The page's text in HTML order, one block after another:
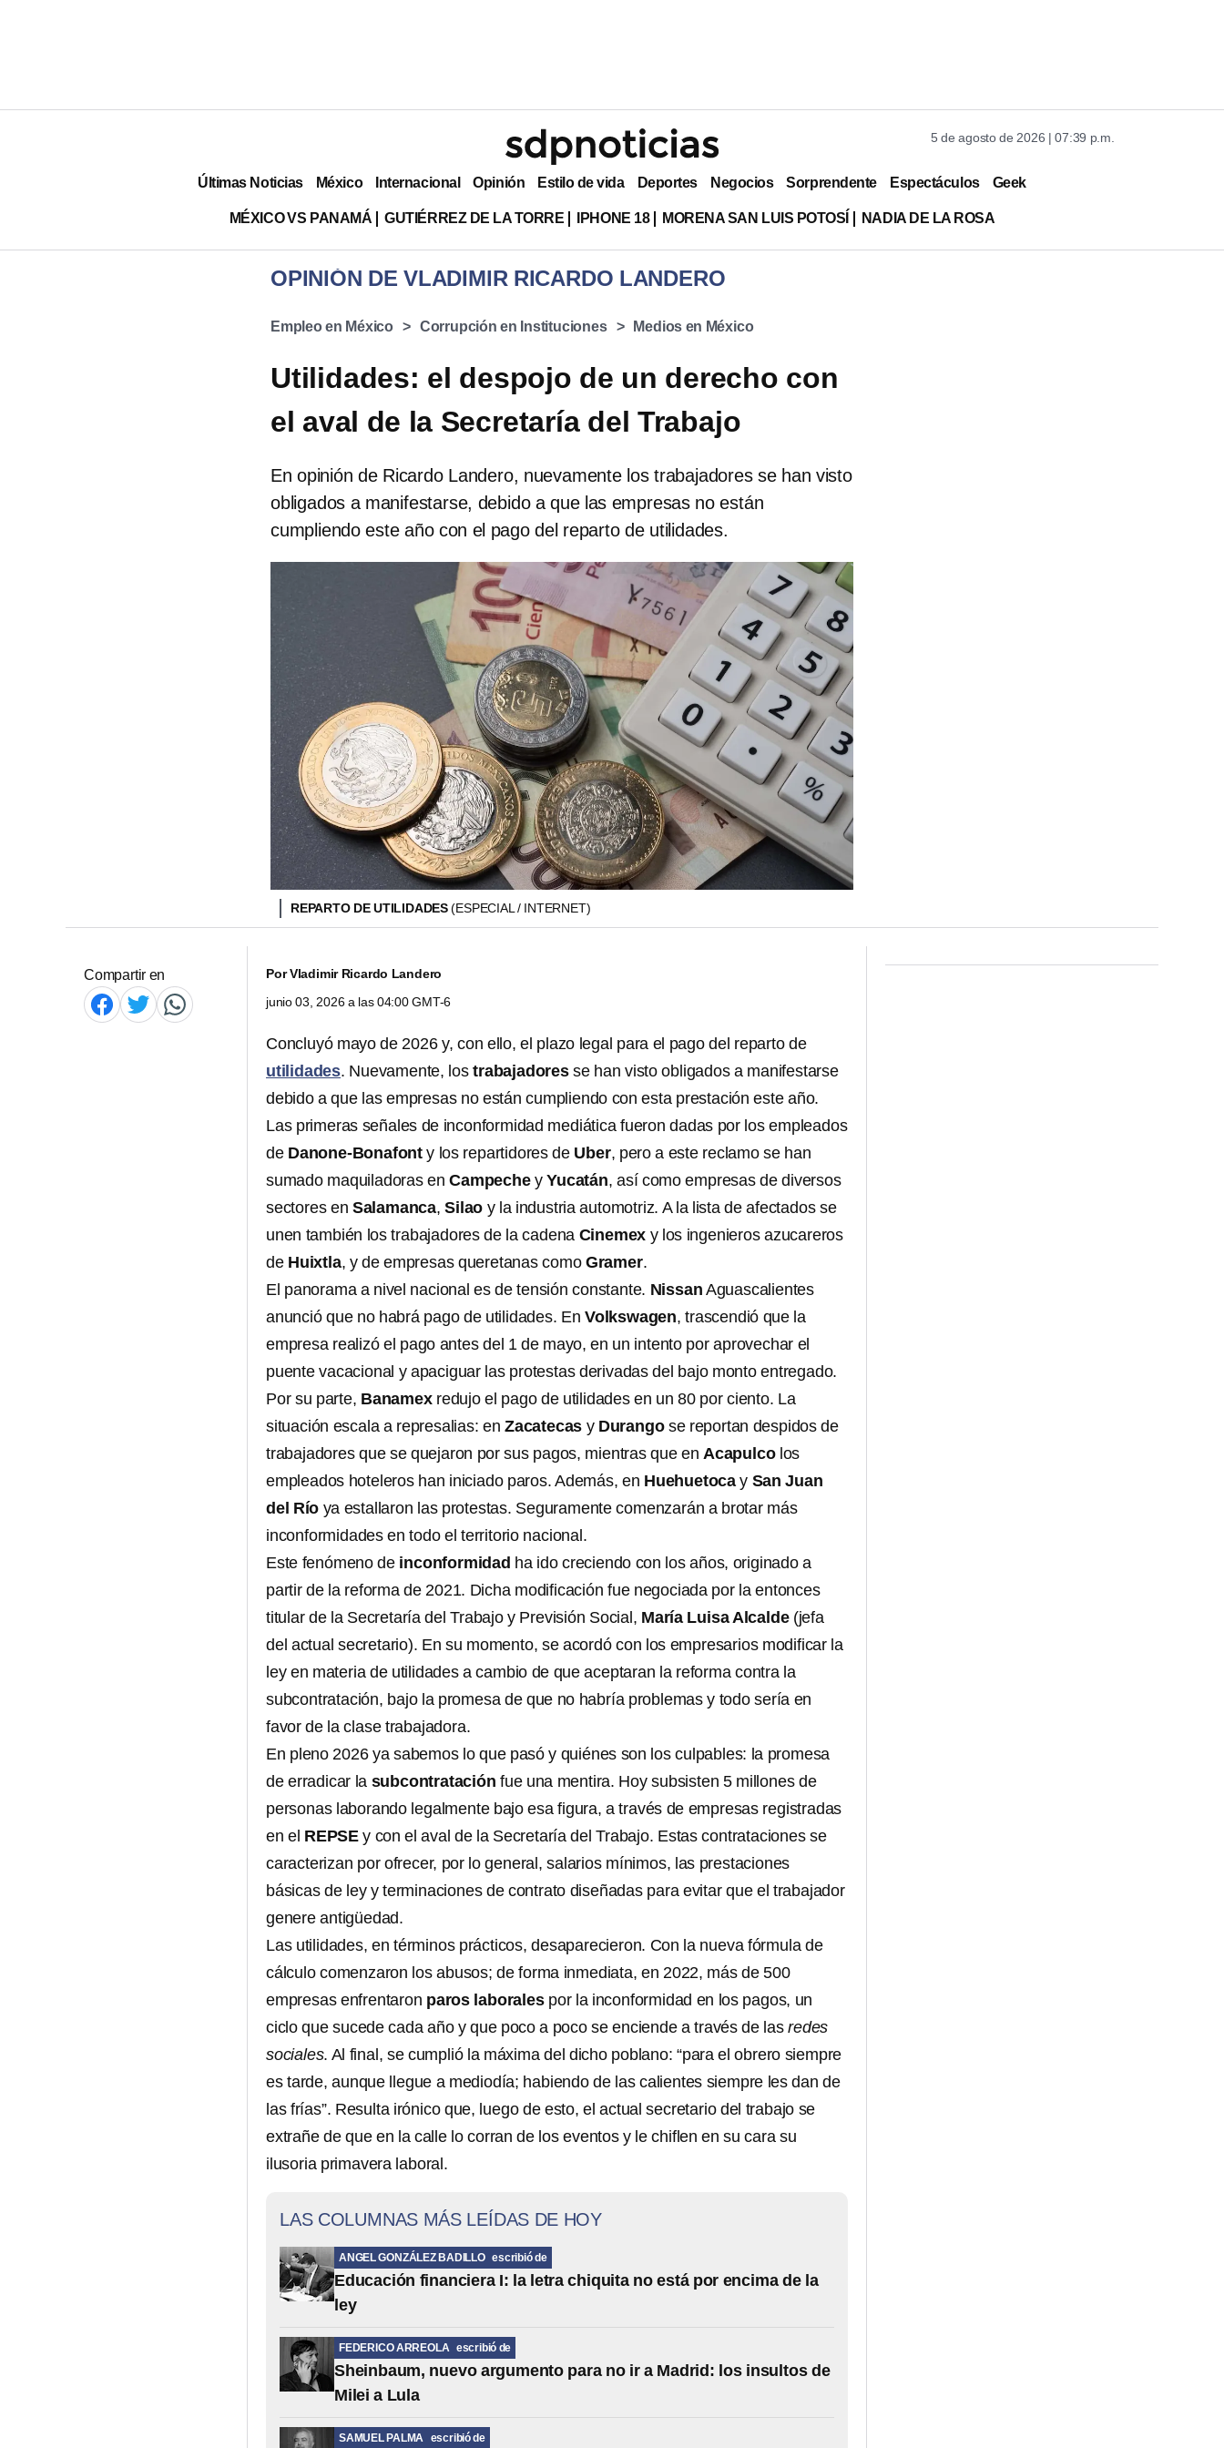
5 de agosto de 2026 | 07:39 p.m.
Últimas Noticias México Internacional Opinión Estilo de vida Deportes Negocios Sorprendente Espectáculos Geek
MÉXICO VS PANAMÁ GUTIÉRREZ DE LA TORRE IPHONE 18 MORENA SAN LUIS POTOSÍ NADIA DE LA ROSA
OPINIÓN DE VLADIMIR RICARDO LANDERO
Empleo en México Corrupción en Instituciones Medios en México
Utilidades: el despojo de un derecho con
el aval de la Secretaría del Trabajo
En opinión de Ricardo Landero, nuevamente los trabajadores se han visto
obligados a manifestarse, debido a que las empresas no están
cumpliendo este año con el pago del reparto de utilidades.
REPARTO DE UTILIDADES(ESPECIAL / INTERNET)
Compartir en PorVladimir Ricardo Landero
junio 03, 2026 a las 04:00 GMT-6
Concluyó mayo de 2026 y, con ello, el plazo legal para el pago del reparto de
utilidades. Nuevamente, lostrabajadoresse han visto obligados a manifestarse
debido a que las empresas no están cumpliendo con esta prestación este año.
Las primeras señales de inconformidad mediática fueron dadas por los empleados
de Danone-Bonafont y los repartidores de Uber, pero a este reclamo se han
sumado maquiladoras enCampecheyYucatán, así como empresas de diversos
sectores en Salamanca, Silao y la industria automotriz. A la lista de afectados se
unen también los trabajadores de la cadena Cinemex y los ingenieros azucareros
de Huixtla, y de empresas queretanas como Gramer.
El panorama a nivel nacional es de tensión constante. Nissan Aguascalientes
anunció que no habrá pago de utilidades. En Volkswagen, trascendió que la
empresa realizó el pago antes del 1 de mayo, en un intento por aprovechar el
puente vacacional y apaciguar las protestas derivadas del bajo monto entregado.
Por su parte, Banamexredujo el pago de utilidades en un 80 por ciento. La
situación escala a represalias: enZacatecas yDurangose reportan despidos de
trabajadores que se quejaron por sus pagos, mientras que en Acapulco los
empleados hoteleros han iniciado paros. Además, en Huehuetocay San Juan
del Río ya estallaron las protestas. Seguramente comenzarán a brotar más
inconformidades en todo el territorio nacional.
Este fenómeno de inconformidad ha ido creciendo con los años, originado a
partir de la reforma de 2021. Dicha modificación fue negociada por la entonces
titular de la Secretaría del Trabajo y Previsión Social, María Luisa Alcalde(jefa
del actual secretario). En su momento, se acordó con los empresarios modificar la
ley en materia de utilidades a cambio de que aceptaran la reforma contra la
subcontratación, bajo la promesa de que no habría problemas y todo sería en
favor de la clase trabajadora.
En pleno 2026 ya sabemos lo que pasó y quiénes son los culpables: la promesa
de erradicar la subcontratación fue una mentira. Hoy subsisten 5 millones de
personas laborando legalmente bajo esa figura, a través de empresas registradas
en el REPSEy con el aval de la Secretaría del Trabajo. Estas contrataciones se
caracterizan por ofrecer, por lo general, salarios mínimos, las prestaciones
básicas de ley y terminaciones de contrato diseñadas para evitar que el trabajador
genere antigüedad.
Las utilidades, en términos prácticos, desaparecieron. Con la nueva fórmula de
cálculo comenzaron los abusos; de forma inmediata, en 2022, más de 500
empresas enfrentaron paros laboralespor la inconformidad en los pagos, un
ciclo que sucede cada año y que poco a poco se enciende a través de lasredes
sociales. Al final, se cumplió la máxima del dicho poblano: “para el obrero siempre
es tarde, aunque llegue a mediodía; habiendo de las calientes siempre les dan de
las frías”. Resulta irónico que, luego de esto, el actual secretario del trabajo se
extrañe de que en la calle lo corran de los eventos y le chiflen en su cara su
ilusoria primavera laboral.
LAS COLUMNAS MÁS LEÍDAS DE HOY
ANGEL GONZÁLEZ BADILLO escribió de
Educación financiera I: la letra chiquita no está por encima de la
ley
FEDERICO ARREOLA escribió de
Sheinbaum, nuevo argumento para no ir a Madrid: los insultos de
Milei a Lula
SAMUEL PALMA escribió de